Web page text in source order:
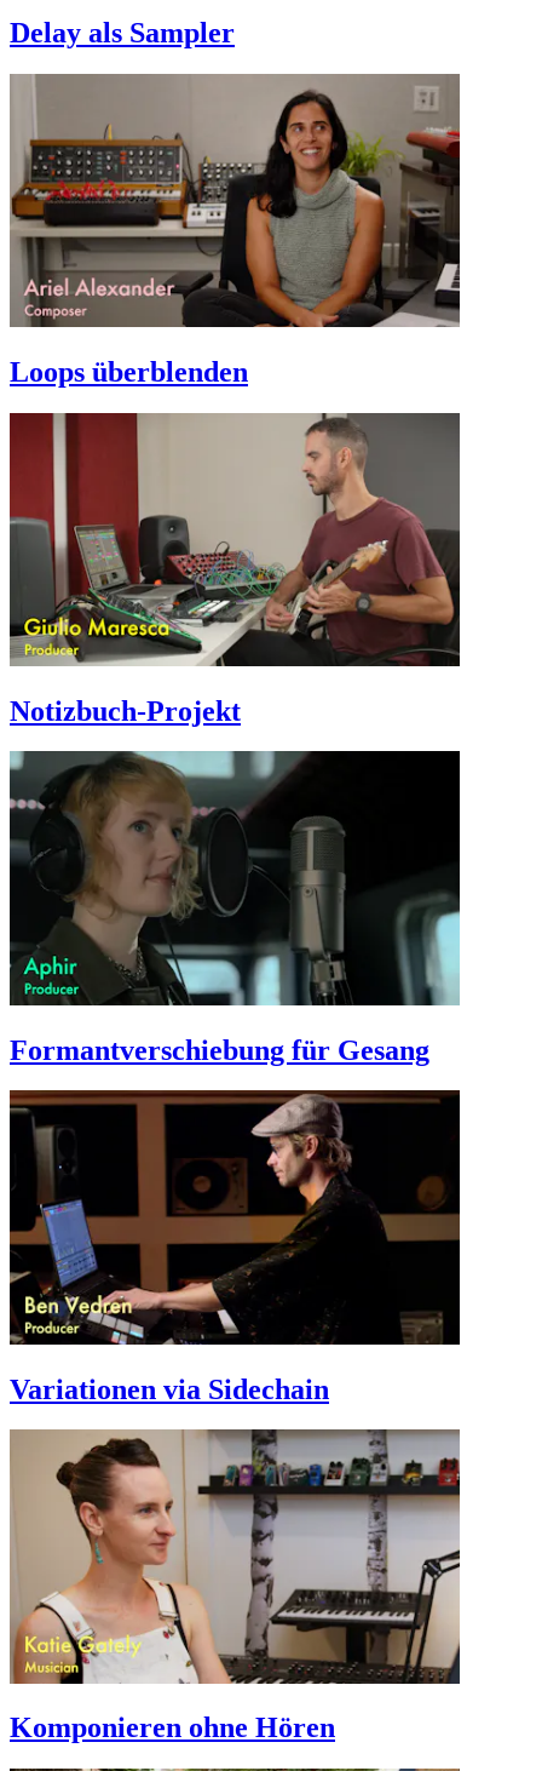
Delay als Sampler
Loops überblenden
Notizbuch-Projekt
Formantverschiebung für Gesang
Variationen via Sidechain
Komponieren ohne Hören